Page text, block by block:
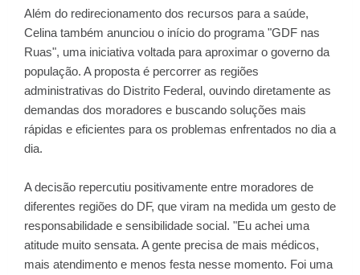
Além do redirecionamento dos recursos para a saúde,
Celina também anunciou o início do programa "GDF nas
Ruas", uma iniciativa voltada para aproximar o governo da
população. A proposta é percorrer as regiões
administrativas do Distrito Federal, ouvindo diretamente as
demandas dos moradores e buscando soluções mais
rápidas e eficientes para os problemas enfrentados no dia a
dia.
A decisão repercutiu positivamente entre moradores de
diferentes regiões do DF, que viram na medida um gesto de
responsabilidade e sensibilidade social. "Eu achei uma
atitude muito sensata. A gente precisa de mais médicos,
mais atendimento e menos festa nesse momento. Foi uma